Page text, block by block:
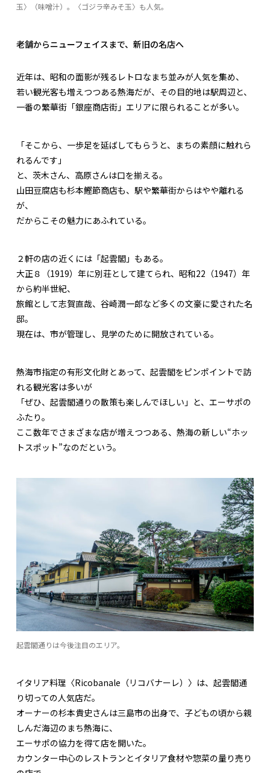
玉〉（味噌汁）。〈ゴジラ辛みそ玉〉も人気。
老舗からニューフェイスまで、新旧の名店へ
近年は、昭和の面影が残るレトロなまち並みが人気を集め、
若い観光客も増えつつある熱海だが、その目的地は駅周辺と、
一番の繁華街「銀座商店街」エリアに限られることが多い。
「そこから、一歩足を延ばしてもらうと、まちの素顔に触れら
れるんです」
と、茨木さん、高原さんは口を揃える。
山田豆腐店も杉本鰹節商店も、駅や繁華街からはやや離れる
が、
だからこその魅力にあふれている。
２軒の店の近くには「起雲閣」もある。
大正８（1919）年に別荘として建てられ、昭和22（1947）年
から約半世紀、
旅館として志賀直哉、谷崎潤一郎など多くの文豪に愛された名
邸。
現在は、市が管理し、見学のために開放されている。
熱海市指定の有形文化財とあって、起雲閣をピンポイントで訪
れる観光客は多いが
「ぜひ、起雲閣通りの散策も楽しんでほしい」と、エーサポの
ふたり。
ここ数年でさまざまな店が増えつつある、熱海の新しい“ホッ
トスポット”なのだという。
起雲閣通りは今後注目のエリア。
イタリア料理〈Ricobanale（リコバナーレ）〉は、起雲閣通
り切っての人気店だ。
オーナーの杉本貴史さんは三島市の出身で、子どもの頃から親
しんだ海辺のまち熱海に、
エーサポの協力を得て店を開いた。
カウンター中心のレストランとイタリア食材や惣菜の量り売り